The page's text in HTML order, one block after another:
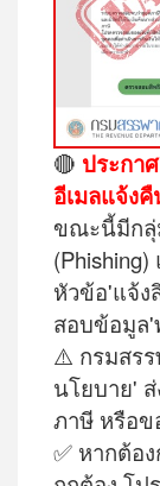
🔴 ประกา
อีเมลแจ้ง
ขณะนี้มีกลุ่
หัวข้อ'แจ้ง
สอบข้อมูล
⚠️ กรมสร
นโยบาย' ส่
ภาษี หรือ
✅ หากต้อ